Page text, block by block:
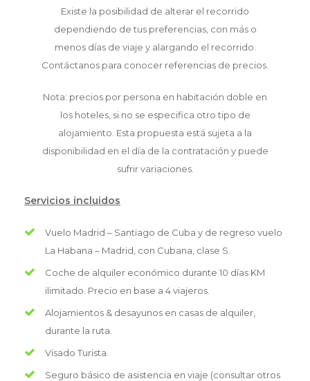
Existe la posibilidad de alterar el recorrido
dependiendo de tus preferencias, con más o
menos días de viaje y alargando el recorrido.
Contáctanos para conocer referencias de precios.
Nota: precios por persona en habitación doble en
los hoteles, si no se especifica otro tipo de
alojamiento. Esta propuesta está sujeta a la
disponibilidad en el día de la contratación y puede
sufrir variaciones.
Servicios incluidos
Vuelo Madrid – Santiago de Cuba y de regreso vuelo
La Habana – Madrid, con Cubana, clase S.
Coche de alquiler económico durante 10 días KM
ilimitado. Precio en base a 4 viajeros.
Alojamientos & desayunos en casas de alquiler,
durante la ruta.
Visado Turista.
Seguro básico de asistencia en viaje (consultar otros